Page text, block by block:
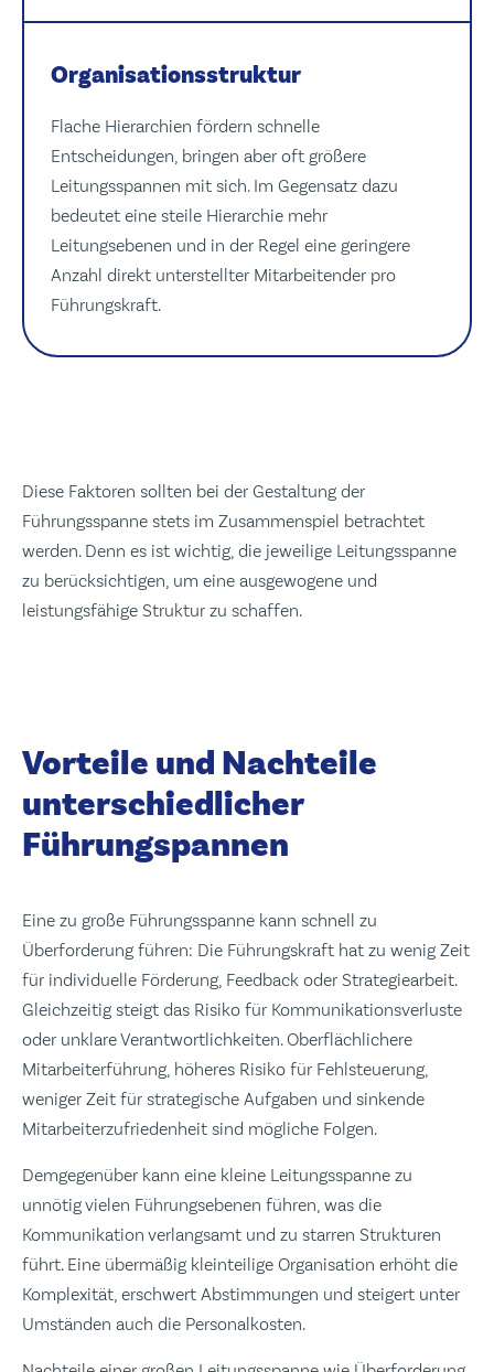
Organisationsstruktur
Flache Hierarchien fördern schnelle
Entscheidungen, bringen aber oft größere
Leitungsspannen mit sich. Im Gegensatz dazu
bedeutet eine steile Hierarchie mehr
Leitungsebenen und in der Regel eine geringere
Anzahl direkt unterstellter Mitarbeitender pro
Führungskraft.
Diese Faktoren sollten bei der Gestaltung der
Führungsspanne stets im Zusammenspiel betrachtet
werden. Denn es ist wichtig, die jeweilige Leitungsspanne
zu berücksichtigen, um eine ausgewogene und
leistungsfähige Struktur zu schaffen.
Vorteile und Nachteile
unterschiedlicher
Führungspannen
Eine zu große Führungsspanne kann schnell zu
Überforderung führen: Die Führungskraft hat zu wenig Zeit
für individuelle Förderung, Feedback oder Strategiearbeit.
Gleichzeitig steigt das Risiko für Kommunikationsverluste
oder unklare Verantwortlichkeiten. Oberflächlichere
Mitarbeiterführung, höheres Risiko für Fehlsteuerung,
weniger Zeit für strategische Aufgaben und sinkende
Mitarbeiterzufriedenheit sind mögliche Folgen.
Demgegenüber kann eine kleine Leitungsspanne zu
unnötig vielen Führungsebenen führen, was die
Kommunikation verlangsamt und zu starren Strukturen
führt. Eine übermäßig kleinteilige Organisation erhöht die
Komplexität, erschwert Abstimmungen und steigert unter
Umständen auch die Personalkosten.